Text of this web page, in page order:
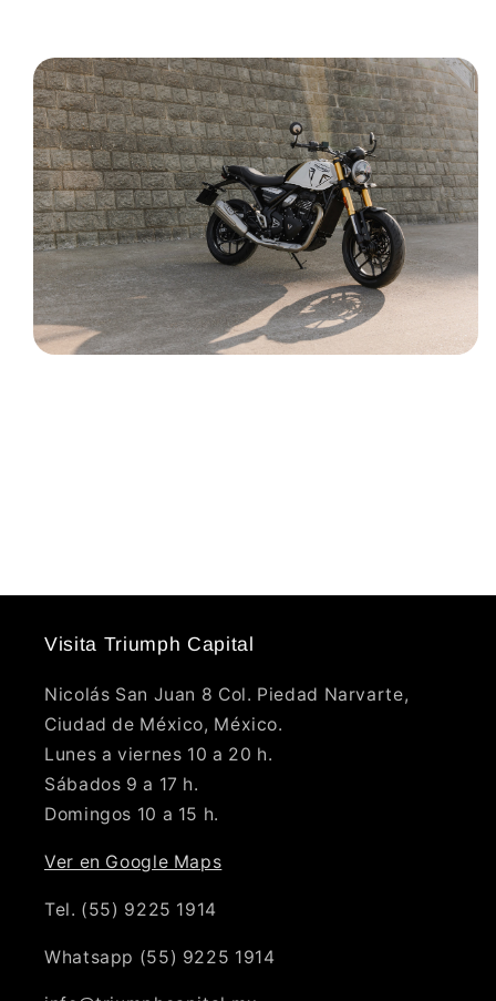
Visita Triumph Capital
Nicolás San Juan 8 Col. Piedad Narvarte,
Ciudad de México, México.
Lunes a viernes 10 a 20 h.
Sábados 9 a 17 h.
Domingos 10 a 15 h.
Ver en Google Maps
Tel. (55) 9225 1914
Whatsapp (55) 9225 1914